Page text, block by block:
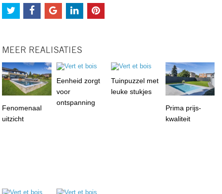
MEER REALISATIES
Fenomenaal
uitzicht
Eenheid zorgt
voor
ontspanning
Tuinpuzzel met
leuke stukjes
Prima prijs-
kwaliteit